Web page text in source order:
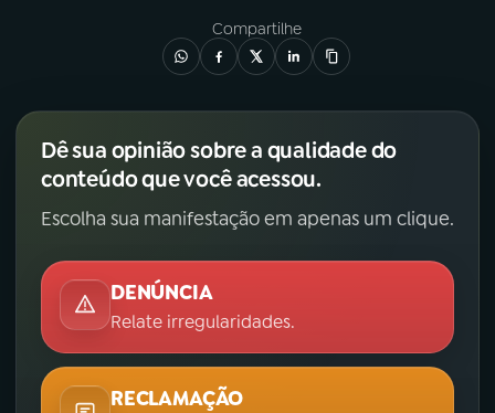
Compartilhe
Dê sua opinião sobre a qualidade do
conteúdo que você acessou.
Escolha sua manifestação em apenas um clique.
DENÚNCIA
Relate irregularidades.
RECLAMAÇÃO